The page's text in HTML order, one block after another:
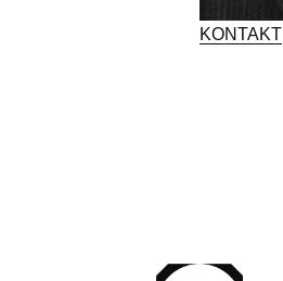
KONTAKT